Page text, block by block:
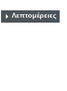
Λεπτομέρειες